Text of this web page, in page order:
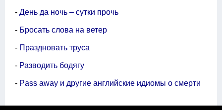
- День да ночь – сутки прочь
- Бросать слова на ветер
- Праздновать труса
- Разводить бодягу
- Pass away и другие английские идиомы о смерти